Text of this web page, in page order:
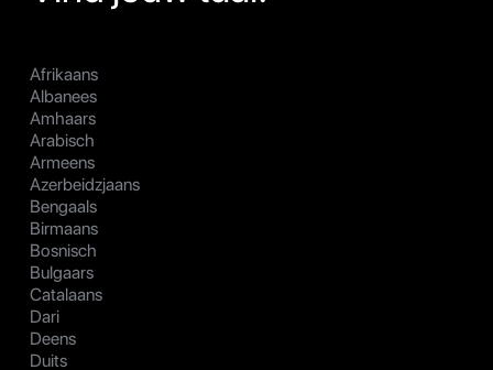
Afrikaans
Albanees
Amhaars
Arabisch
Armeens
Azerbeidzjaans
Bengaals
Birmaans
Bosnisch
Bulgaars
Catalaans
Dari
Deens
Duits